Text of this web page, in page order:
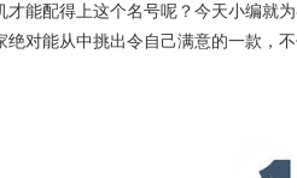
配得上这个名号呢？今天小编就
对能从中挑出令自己满意的一款，不